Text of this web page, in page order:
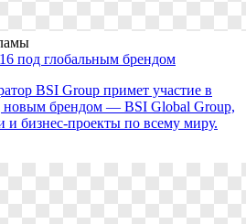
под глобальным брендом
BSI Group примет участие в
новым брендом — BSI Global Group,
бизнес-проекты по всему миру.